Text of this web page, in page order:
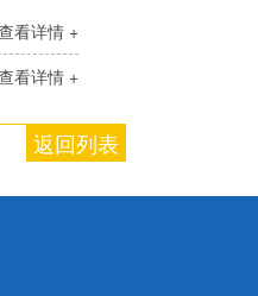
看详情 +
看详情 +
返回列表